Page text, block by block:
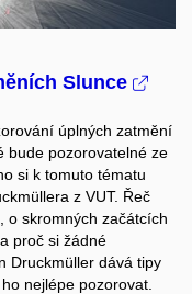
Slunce
úplných zatmění
bude pozorovatelné ze
si k tomuto tématu
z VUT. Řeč
o skromných začátcích
proč si žádné
Druckmüller dává tipy
nejlépe pozorovat.